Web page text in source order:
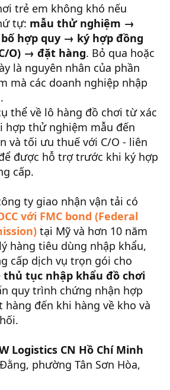
trẻ em không khó nếu
tự: mẫu thử nghiệm →
bố hợp quy → ký hợp đồng
O) → đặt hàng. Bỏ qua hoặc
là nguyên nhân của phần
mà các doanh nghiệp nhập
thể về lô hàng đồ chơi từ xác
hợp thử nghiệm mẫu đến
và tối ưu thuế với C/O - liên
được hỗ trợ trước khi ký hợp
cấp.
ty giao nhận vận tải có
với FMC bond (Federal
tại Mỹ và hơn 10 năm
hàng tiêu dùng nhập khẩu,
cấp dịch vụ trọn gói cho
thủ tục nhập khẩu đồ chơi
quy trình chứng nhận hợp
đến khi hàng về kho và
Logistics CN Hồ Chí Minh
phường Tân Sơn Hòa,